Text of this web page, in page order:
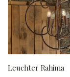
Leuchter Rahima